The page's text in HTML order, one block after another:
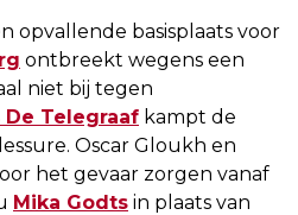
opvallende basisplaats voor
ontbreekt wegens een
niet bij tegen
De Telegraaf kampt de
Oscar Gloukh en
het gevaar zorgen vanaf
Mika Godts in plaats van